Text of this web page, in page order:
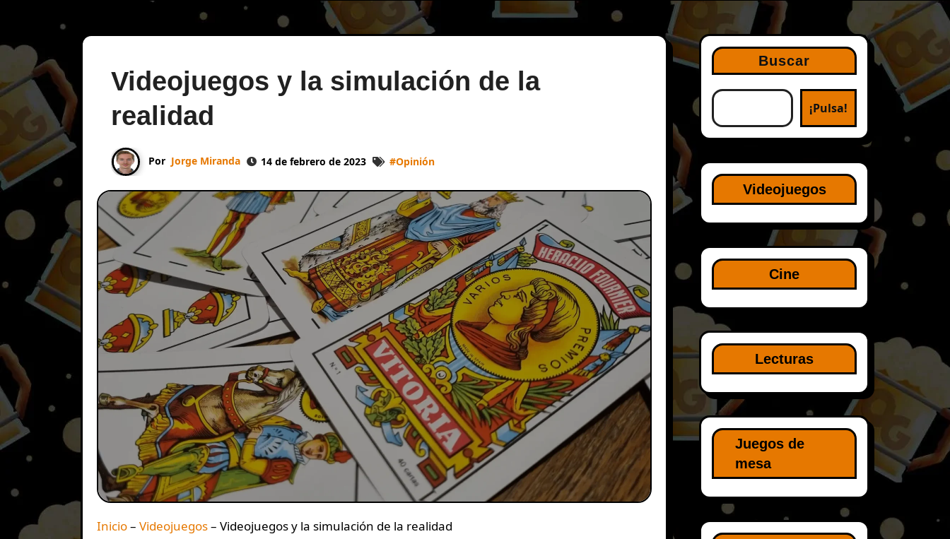
Videojuegos y la simulación de la
realidad
Por Jorge Miranda 14 de febrero de 2023 #Opinión
Inicio– Videojuegos– Videojuegos y la simulación de la realidad
Buscar
¡Pulsa!
Videojuegos
Cine
Lecturas
Juegos de
mesa